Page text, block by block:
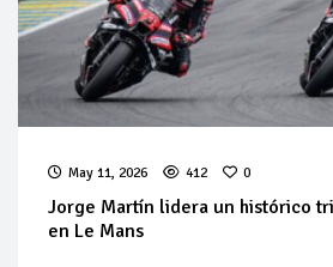
May 11, 2026 412 0
Jorge Martín lidera un histórico
en Le Mans